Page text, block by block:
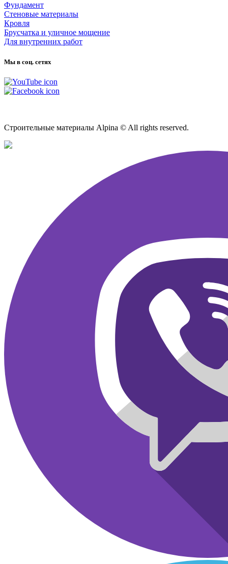
Фундамент
Стеновые материалы
Кровля
Брусчатка и уличное мощение
Для внутренних работ
Мы в соц. сетях
Строительные материалы Alpina © All rights reserved.